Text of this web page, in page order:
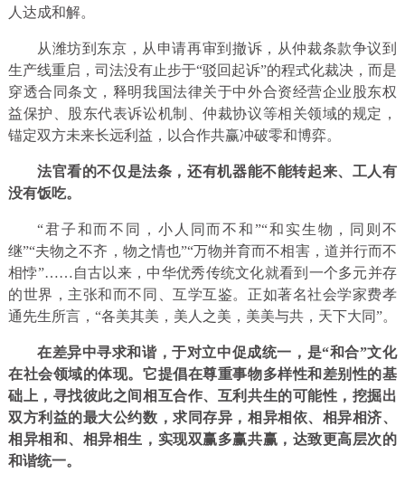
人达成和解。
从潍坊到东京，从申请再审到撤诉，从仲裁条款争议到
生产线重启，司法没有止步于“驳回起诉”的程式化裁决，而是
穿透合同条文，释明我国法律关于中外合资经营企业股东权
益保护、股东代表诉讼机制、仲裁协议等相关领域的规定，
锚定双方未来长远利益，以合作共赢冲破零和博弈。
法官看的不仅是法条，还有机器能不能转起来、工人有
没有饭吃。
“君子和而不同，小人同而不和”“和实生物，同则不
继”“夫物之不齐，物之情也”“万物并育而不相害，道并行而不
相悖”……自古以来，中华优秀传统文化就看到一个多元并存
的世界，主张和而不同、互学互鉴。正如著名社会学家费孝
通先生所言，“各美其美，美人之美，美美与共，天下大同”。
在差异中寻求和谐，于对立中促成统一，是“和合”文化
在社会领域的体现。它提倡在尊重事物多样性和差别性的基
础上，寻找彼此之间相互合作、互利共生的可能性，挖掘出
双方利益的最大公约数，求同存异，相异相依、相异相济、
相异相和、相异相生，实现双赢多赢共赢，达致更高层次的
和谐统一。